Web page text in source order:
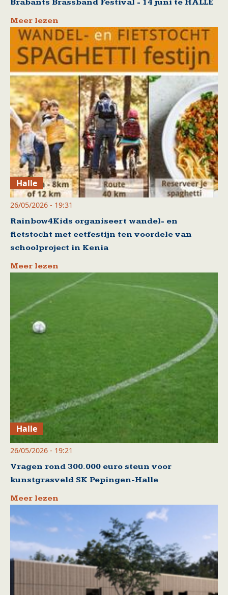
Brabants Brassband Festival - 14 juni te HALLE
Meer lezen
Halle
26/05/2026 - 19:31
Rainbow4Kids organiseert wandel- en
fietstocht met eetfestijn ten voordele van
schoolproject in Kenia
Meer lezen
Halle
26/05/2026 - 19:21
Vragen rond 300.000 euro steun voor
kunstgrasveld SK Pepingen-Halle
Meer lezen